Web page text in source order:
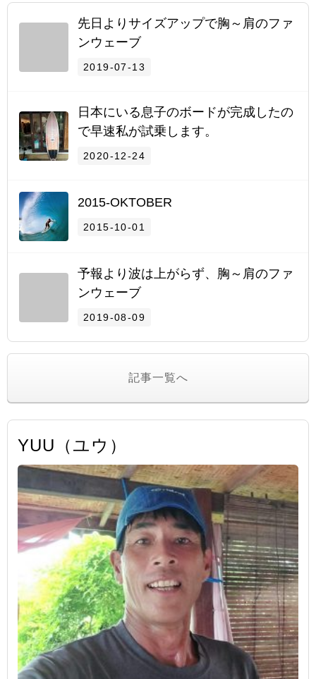
先日よりサイズアップで胸～肩のファ
ンウェーブ
2019-07-13
日本にいる息子のボードが完成したの
で早速私が試乗します。
2020-12-24
2015-OKTOBER
2015-10-01
予報より波は上がらず、胸～肩のファ
ンウェーブ
2019-08-09
記事一覧へ
YUU（ユウ）